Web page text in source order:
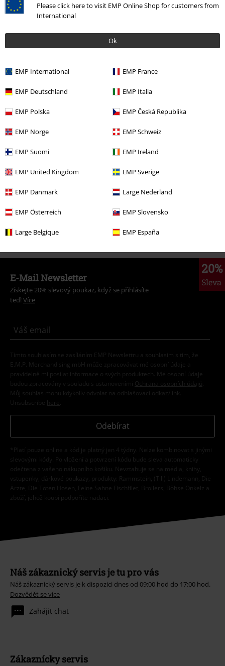
Please click here to visit EMP Online Shop for customers from
International
Ok
EMP International EMP France
EMP Deutschland EMP Italia
EMP Polska EMP Česká Republika
EMP Norge EMP Schweiz
EMP Suomi EMP Ireland
EMP United Kingdom EMP Sverige
EMP Danmark Large Nederland
EMP Österreich EMP Slovensko
Large Belgique EMP España
Napsat hodnocení
More categories. More options.
20%
Sleva
E-Mail Newsletter
Získejte 20% slevový poukaz, když se přihlásíte
teď! Více
Tímto souhlasím se zasíláním EMP Newslettru a souhlasím s tím, že
E.M.P. Merchandising mbH může zpracovávat mé osobní údaje a
pravidelně mi posílat informace o svých produktech. Mé osobní údaje
budou zpracovány v souladu s ustanoveními
Ochrana osobních údajů
Můj souhlas mohu kdykoliv odvolat na odhlašovací odkaz/link.
Unsubscribe here
Odebírat
*Platí pouze online a kód je platný jen 4 týdny. Nelze kombinovat s jinými
slevovými kódy. Po vložení a potvrzení kódu bude sleva automaticky
odečtena z vašeho nákupního košíku. Nevztahuje se na média, knihy,
vstupenky, dárkové poukazy, produkty: Rammstein, (Till) Lindemann, Die
Ärzte, Die Toten Hosen, Feine Sahne Fischfilet, Broilers, Böhse Onkelz a
zboží, jehož koupí podpoříte nadaci.
Náš zákaznický servis je tu pro vás
Náš zákaznický servis je k dispozici dnes od 09:00 hod do 17:00 hod.
Dozvědět se více
Zahájit chat
Zákaznícky servis